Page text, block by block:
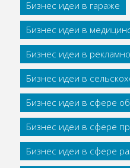
Бизнес идеи в гараже
Бизнес идеи в
Бизнес идеи в
Бизнес идеи в
Бизнес идеи в сфере
Бизнес идеи в сфере
Бизнес идеи в сфере